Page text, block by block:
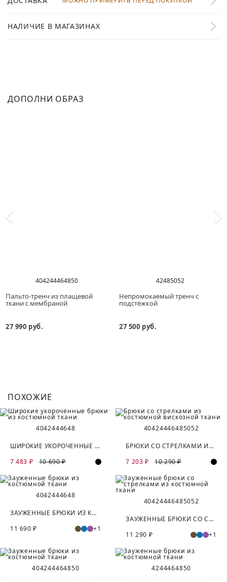
НАЛИЧИЕ В МАГАЗИНАХ
ДОПОЛНИ ОБРАЗ
404244464850
Пальто-тренч из плащевой
ткани с мембраной
27 990 руб.
42485052
Непромокаемый тренч с
подстёжкой
27 500 руб.
ПОХОЖИЕ
4042444648
ШИРОКИЕ УКОРОЧЕННЫЕ БРЮКИ ИЗ КОСТЮМНОЙ ТКАНИ
7 483 ₽
10 690 ₽
40424446485052
БРЮКИ СО СТРЕЛКАМИ ИЗ КОСТЮМНОЙ ВИСКОЗНОЙ ТКАНИ
7 203 ₽
10 290 ₽
4042444648
ЗАУЖЕННЫЕ БРЮКИ ИЗ КОСТЮМНОЙ ТКАНИ
11 690 ₽
+1
40424446485052
ЗАУЖЕННЫЕ БРЮКИ СО СТРЕЛКАМИ ИЗ КОСТЮМНОЙ ТКАНИ
11 290 ₽
+1
404244464850 4244464850